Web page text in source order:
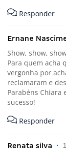
Responder
Ernane
Show, show,
Para quem acha
vergonha por
reclamaram e
Parabéns
sucesso!
Responder
Renata silva •